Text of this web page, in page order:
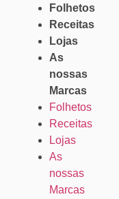
Folhetos
Receitas
Lojas
As
nossas
Marcas
Folhetos
Receitas
Lojas
As
nossas
Marcas